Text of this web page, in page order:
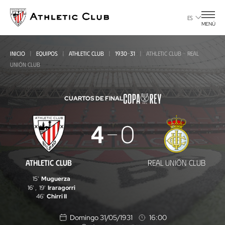
contenido
principal
ES
MENÚ
INICIO EQUIPOS ATHLETIC CLUB 1930-31
ATHLETIC CLUB - REAL
UNIÓN CLUB
CUARTOS DE FINAL
Athletic
Club
-
Real
Unión
ATHLETIC CLUB
4 0
REAL UNIÓN CLUB
15' Muguerza
16' , 19' Iraragorri
46' Chirri II
Domingo 31/05/1931
16:00